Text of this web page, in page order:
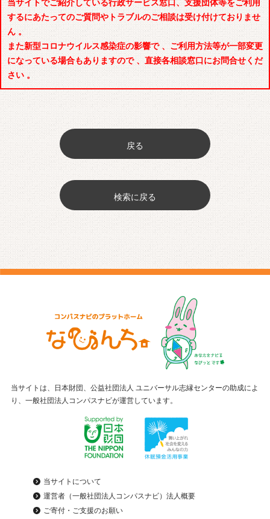
当サイトでご紹介している行政サービス窓口、支援団体等をご利用
するにあたってのご質問やトラブルのご相談は受け付けておりませ
ん 。
また新型コロナウイルス感染症の影響で 、ご利用方法等が一部変更
になっている場合もありますので 、直接各相談窓口にお問合せくだ
さい 。
戻る
検索に戻る
当サイトは、日本財団、公益社団法人 ユニバーサル志縁センターの助成によ
り、一般社団法人コンパスナビが運営しています。
当サイトについて
運営者（一般社団法人コンパスナビ）法人概要
ご寄付・ご支援のお願い